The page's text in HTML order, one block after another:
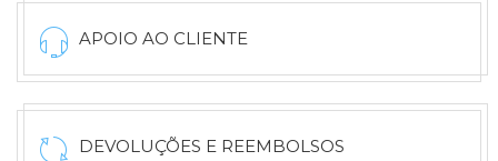
APOIO AO CLIENTE
DEVOLUÇÕES E REEMBOLSOS